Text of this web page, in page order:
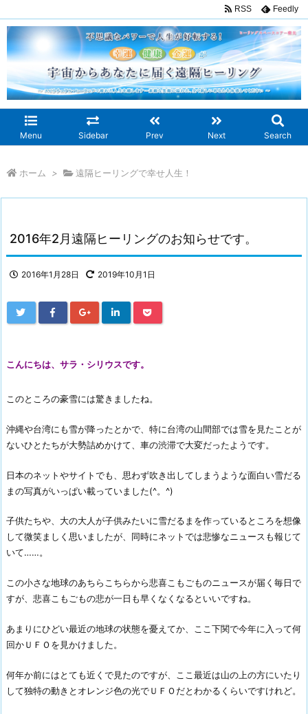
Menu Sidebar Prev Next Search
RSS Feedly
ホーム > 遠隔ヒーリングで幸せ人生！
2016年2月遠隔ヒーリングのお知らせです。
2016年1月28日 2019年10月1日
こんにちは、サラ・シリウスです。
このところの豪雪には驚きましたね。
沖縄や台湾にも雪が降ったとかで、特に台湾の山間部では雪を見たことが
ないひとたちが大勢詰めかけて、車の渋滞で大変だったようです。
日本のネットやサイトでも、思わず吹き出してしまうような面白い雪だる
まの写真がいっぱい載っていました(^。^)
子供たちや、大の大人が子供みたいに雪だるまを作っているところを想像
して微笑ましく思いましたが、同時にネットでは悲惨なニュースも報じて
いて……。
この小さな地球のあちらこちらから悲喜こもごものニュースが届く毎日で
すが、悲喜こもごもの悲が一日も早くなくなるといいですね。
あまりにひどい最近の地球の状態を憂えてか、ここ下関で今年に入って何
回かＵＦＯを見かけました。
何年か前にはとても近くで見たのですが、ここ最近は山の上の方にいたり
して独特の動きとオレンジ色の光でＵＦＯだとわかるくらいですけれど。